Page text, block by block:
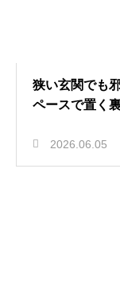
狭い玄関でも
ペースで置く
2026.06.05